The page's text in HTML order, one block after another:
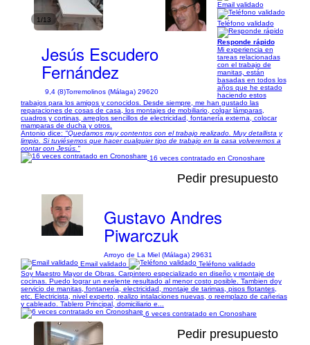
1/13
Jesús Escudero
Fernández
9,4 (8)Torremolinos (Málaga) 29620
Email validado
Teléfono validado
Responde rápido
Mi experiencia en
tareas relacionadas
con el trabajo de
manitas, están
basadas en todos los
años que he estado
haciendo estos
trabajos para los amigos y conocidos. Desde siempre, me han gustado las
reparaciones de cosas de casa, los montajes de mobiliario, colgar lámparas,
cuadros y cortinas, arreglos sencillos de electricidad, fontanería externa, colocar
mamparas de ducha y otros.
Antonio dice: "Quedamos muy contentos con el trabajo realizado. Muy detallista y
limpio. Si tuviésemos que hacer cualquier tipo de trabajo en la casa volveremos a
contar con Jesús."
16 veces contratado en Cronoshare
Pedir presupuesto
Gustavo Andres
Piwarczuk
Arroyo de La Miel (Málaga) 29631
Email validado
Teléfono validado
Soy Maestro Mayor de Obras. Carpintero especializado en diseño y montaje de
cocinas. Puedo lograr un exelente resultado al menor costo posible. Tambien doy
servicio de manitas, fontanería, electricidad, montaje de tarimas, pisos flotantes,
etc. Electricista, nivel experto, realizo intalaciones nuevas, o reemplazo de cañerias
y cableado. Tablero Principal, domiciliario e...
6 veces contratado en Cronoshare
Pedir presupuesto